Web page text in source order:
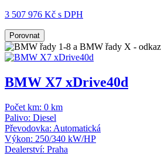
3 507 976 Kč s DPH
Porovnat
BMW X7 xDrive40d
Počet km: 0 km
Palivo: Diesel
Převodovka: Automatická
Výkon: 250/340 kW/HP
Dealerství: Praha